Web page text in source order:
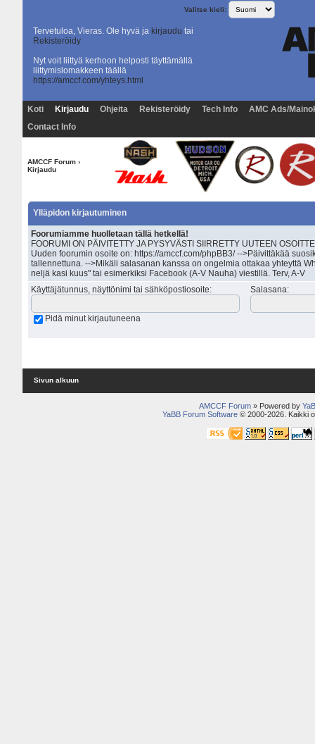
Valitse kieli:
Tervetuloa, Vieras. Ole hyvä ja kirjaudu tai
Rekisteröidy
Nyt voit liittyä kerhoon helposti täyttämällä
liittymislomakkeen täällä
https://amccf.com/yhteys.html
Koti Kirjaudu Ohjeita Rekisteröidy Tech Info
AMC Ads/
Contact Info
AMCCF Forum›
Kirjaudu
Ylläpidon kirjautuminen
Foorumiamme huolletaan tällä hetkellä!
FOORUMI ON PÄIVITETTY JA PYSYVÄSTI SIIRRETTY UUTEEN
Uuden foorumin osoite on: https://amccf.com/phpBB3/ -->Päivittäkää
tallennettuna. -->Mikäli salasanan kanssa on ongelmia ottakaa yhteyttä
neljä kasi kuus" tai esimerkiksi Facebook (A-V Nauha) viestillä. Terv, A-V
Käyttäjätunnus, näyttönimi tai sähköpostiosoite: Salasana:
Pidä minut kirjautuneena
Sivun alkuun
AMCCF Forum » Powered by
YaBB Forum Software© 2000-2026. Kaikki